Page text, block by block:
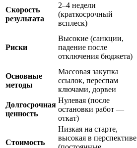
Скорость
результата
2–4 недели
(краткосрочный
всплеск)
Риски
Высокие (санкции,
падение после
отключения бюджета)
Основные
методы
Массовая закупка
ссылок, переспам
ключами, дорвеи
Долгосрочная
ценность
Нулевая (после
остановки работ —
откат)
Стоимость
Низкая на старте,
высокая в перспективе